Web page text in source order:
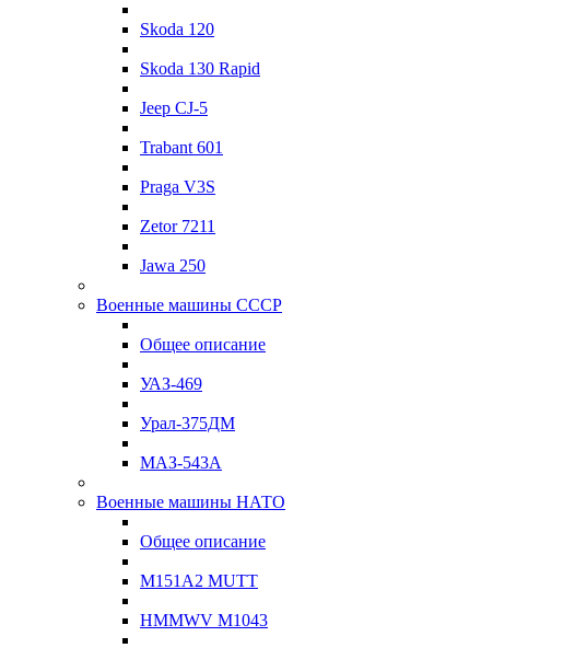
Skoda 120
Skoda 130 Rapid
Jeep CJ-5
Trabant 601
Praga V3S
Zetor 7211
Jawa 250
Военные машины СССР
Общее описание
УАЗ-469
Урал-375ДМ
МАЗ-543А
Военные машины НАТО
Общее описание
M151A2 MUTT
HMMWV M1043